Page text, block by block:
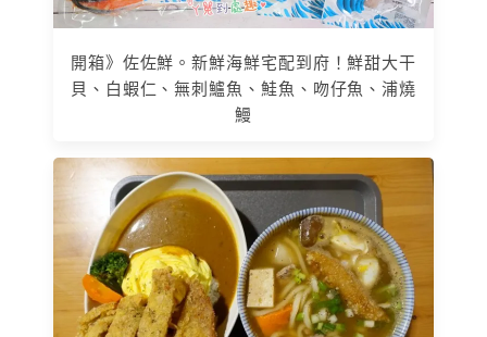
開箱》佐佐鮮。新鮮海鮮宅配到府！鮮甜大干
貝、白蝦仁、無刺鱸魚、鮭魚、吻仔魚、浦燒
鰻